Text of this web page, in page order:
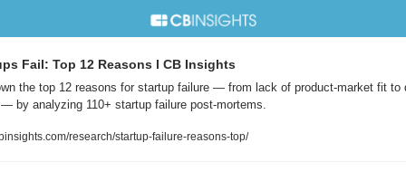
Fail: Top 12 Reasons l CB Insights
the top 12 reasons for startup failure — from lack of product-market fit to
by analyzing 110+ startup failure post-mortems.
research/startup-failure-reasons-top/